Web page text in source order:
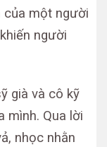
của một người
người
già và cô kỹ
mình. Qua lời
nhọc nhằn